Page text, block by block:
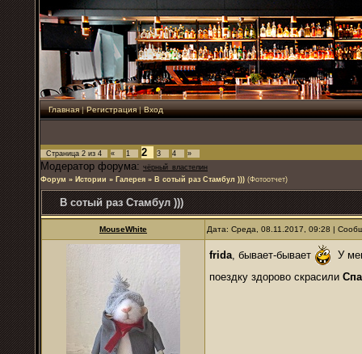
Главная|Регистрация|Вход
Страница 2 из 4 « 1 2 3 4 »
Модератор форума: чёрный_властелин
Форум » Истории » Галерея » В сотый раз Стамбул ))) (Фотоотчет)
В сотый раз Стамбул )))
MouseWhite Дата: Среда, 08.11.2017, 09:28 |
frida , бывает-бывает
У
поездку здорово скрасили